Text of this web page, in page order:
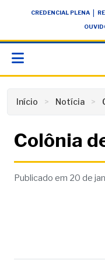
conteúdoCREDENCIAL PLENA
Início Notícia
Colônia
Publicado em 20 de